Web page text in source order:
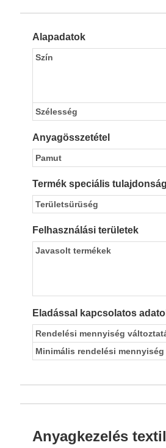
Alapadatok
Szín
Szélesség
Anyagösszetétel
Pamut
Termék speciális
Területsürüség
Felhasználási területek
Javasolt termékek
Eladással kapcsolatos
Rendelési mennyiség
Minimális rendelési mennyiség
Anyagkezelés